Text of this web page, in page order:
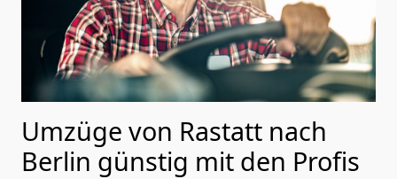
Umzüge von Rastatt nach
Berlin günstig mit den Profis